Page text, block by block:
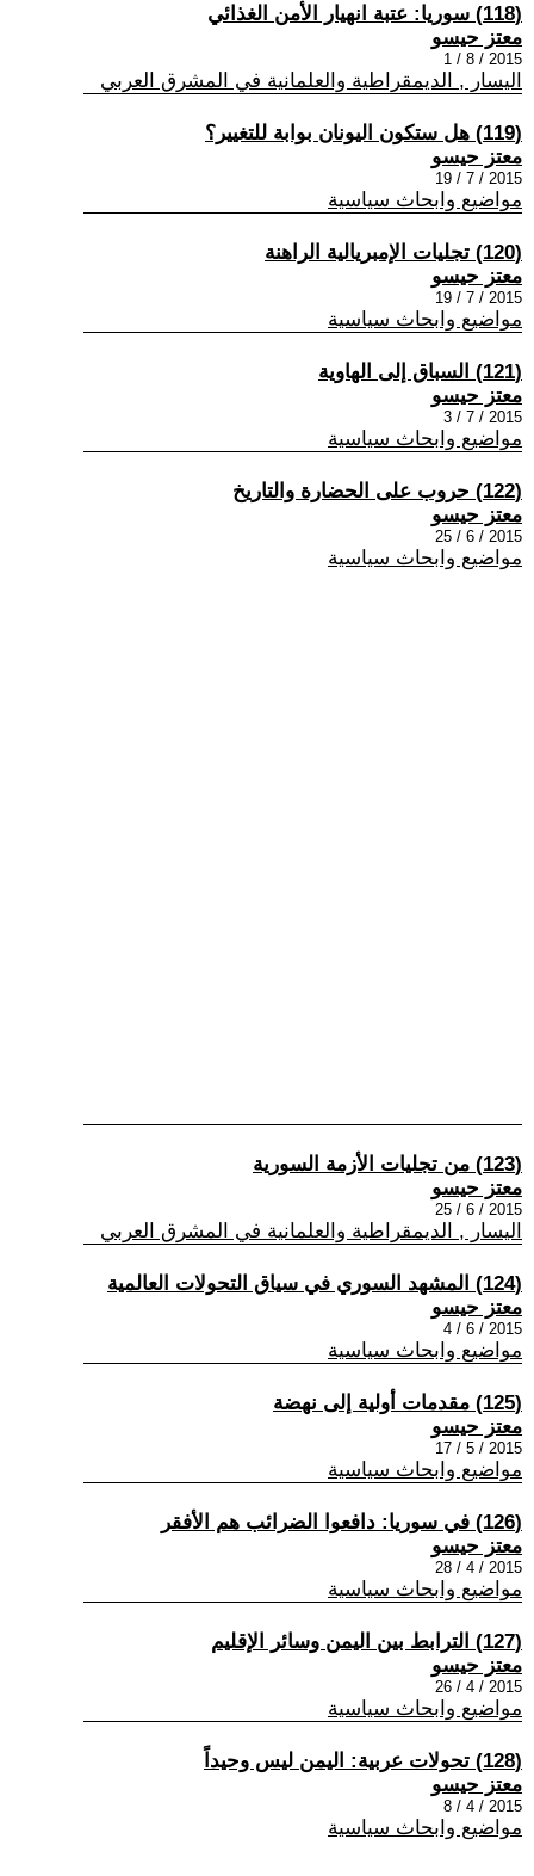
(118) سوريا: عتبة انهيار الأمن الغذائي
معتز حيسو
2015 / 8 / 1
اليسار , الديمقراطية والعلمانية في المشرق العربي
(119) هل ستكون اليونان بوابة للتغيير؟
معتز حيسو
2015 / 7 / 19
مواضيع وابحاث سياسية
(120) تجليات الإمبريالية الراهنة
معتز حيسو
2015 / 7 / 19
مواضيع وابحاث سياسية
(121) السباق إلى الهاوية
معتز حيسو
2015 / 7 / 3
مواضيع وابحاث سياسية
(122) حروب على الحضارة والتاريخ
معتز حيسو
2015 / 6 / 25
مواضيع وابحاث سياسية
(123) من تجليات الأزمة السورية
معتز حيسو
2015 / 6 / 25
اليسار , الديمقراطية والعلمانية في المشرق العربي
(124) المشهد السوري في سياق التحولات العالمية
معتز حيسو
2015 / 6 / 4
مواضيع وابحاث سياسية
(125) مقدمات أولية إلى نهضة
معتز حيسو
2015 / 5 / 17
مواضيع وابحاث سياسية
(126) في سوريا: دافعوا الضرائب هم الأفقر
معتز حيسو
2015 / 4 / 28
مواضيع وابحاث سياسية
(127) الترابط بين اليمن وسائر الإقليم
معتز حيسو
2015 / 4 / 26
مواضيع وابحاث سياسية
(128) تحولات عربية: اليمن ليس وحيداً
معتز حيسو
2015 / 4 / 8
مواضيع وابحاث سياسية